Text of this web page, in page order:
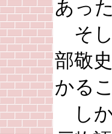
あっ
そし
部敬
かる
しか